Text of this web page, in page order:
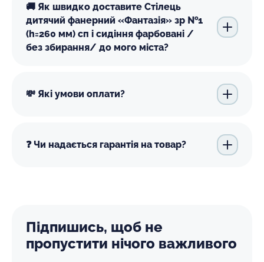
🚚 Як швидко доставите Стілець
дитячий фанерний «Фантазія» зр №1
(h=260 мм) сп і сидіння фарбовані /
без збирання/ до мого міста?
💸 Які умови оплати?
❓ Чи надається гарантія на товар?
Підпишись, щоб не
пропустити нічого важливого